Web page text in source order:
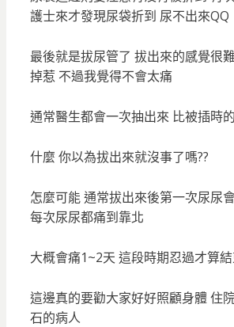
護士來才發現尿袋折到 尿不出來QQ
最後就是拔尿管了 拔出來的感覺很
掉惹 不過我覺得不會太痛
通常醫生都會一次抽出來 比被插時
什麼 你以為拔出來就沒事了嗎??
怎麼可能 通常拔出來後第一次尿尿
每次尿尿都痛到靠北
大概會痛1~2天 這段時期忍過才算
這邊真的要勸大家好好照顧身體 住
石的病人